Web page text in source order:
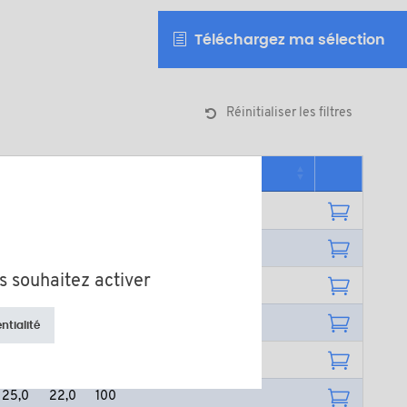
Téléchargez ma sélection
Réinitialiser les filtres
12,0 9,0 100
16,0
25,0 22,0 100
souhaitez activer